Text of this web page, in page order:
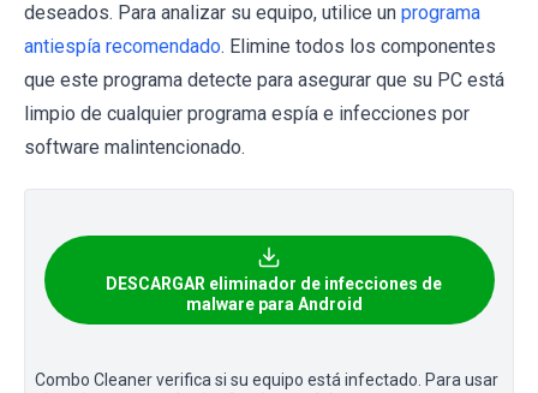
deseados. Para analizar su equipo, utilice un programa
antiespía recomendado. Elimine todos los componentes
que este programa detecte para asegurar que su PC está
limpio de cualquier programa espía e infecciones por
software malintencionado.
DESCARGAR eliminador de infecciones de
malware para Android
Combo Cleaner verifica si su equipo está infectado. Para usar